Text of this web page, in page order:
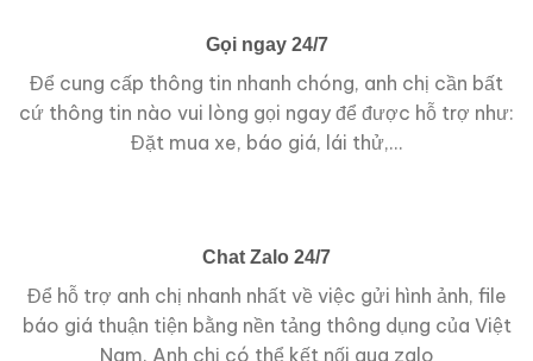
Gọi ngay 24/7
Để cung cấp thông tin nhanh chóng, anh chị cần bất
cứ thông tin nào vui lòng gọi ngay để được hỗ trợ như:
Đặt mua xe, báo giá, lái thử,...
Chat Zalo 24/7
Để hỗ trợ anh chị nhanh nhất về việc gửi hình ảnh, file
báo giá thuận tiện bằng nền tảng thông dụng của Việt
Nam. Anh chị có thể kết nối qua zalo